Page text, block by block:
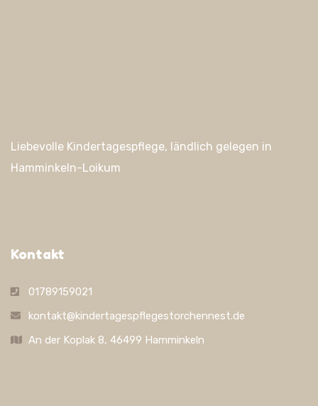
Liebevolle Kindertagespflege, ländlich gelegen in
Hamminkeln-Loikum
Kontakt
01789159021
kontakt@kindertagespflegestorchennest.de
An der Koplak 8, 46499 Hamminkeln